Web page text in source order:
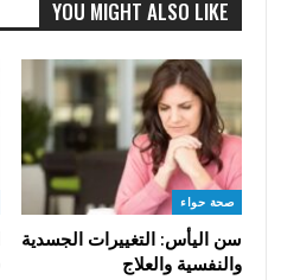
YOU MIGHT ALSO LIKE
صحة حواء
سن اليأس: التغييرات الجسدية
والنفسية والعلاج